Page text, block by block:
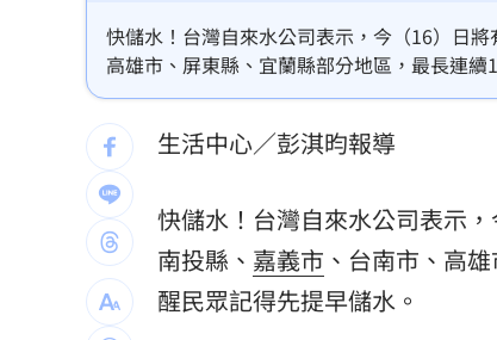
新／女大生伴兒屍6日聲押...法官裁
首次影像被打臉 伊朗新最高領袖傳
清大校長續任秒出國選校長！高為
影片曝光！台中囂張男揮刀還尿在警
快儲水！台灣自來水公司表示，今（16）日
高雄市、屏東縣、宜蘭縣部分地區，最長連
生活中心／彭淇昀報導
快儲水！台灣自來水公司表示
南投縣、 嘉義市 、台南市、高
醒民眾記得先提早儲水。